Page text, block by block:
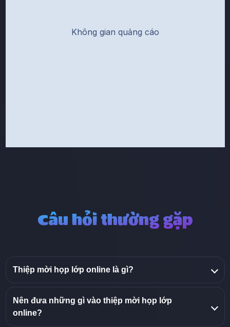
Câu hỏi thường gặp
Thiệp mời họp lớp online là gì?
Nên đưa những gì vào thiệp mời họp lớp
online?